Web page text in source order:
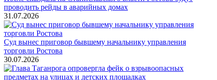
проводить рейды в аварийных домах
31.07.2026
Суд вынес приговор бывшему начальнику управления
торговли Ростова
30.07.2026